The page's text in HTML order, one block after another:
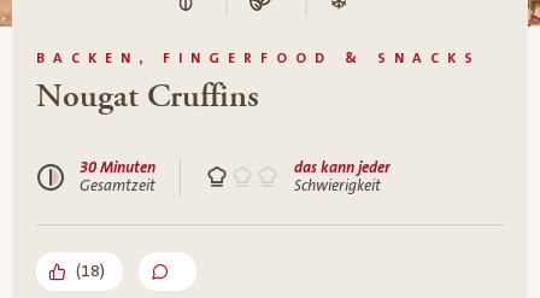
BACKEN, FINGERFOOD & SNACKS
Nougat Cruffins
30 Minuten
Gesamtzeit
das kann jeder
Schwierigkeit
(18)